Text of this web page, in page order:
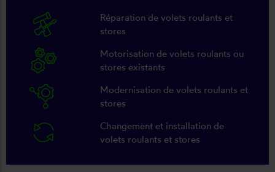
Réparation de volets roulants et
stores
Motorisation de volets roulants ou
stores existants
Modernisation de volets roulants et
stores
Changement et installation de
volets roulants et stores